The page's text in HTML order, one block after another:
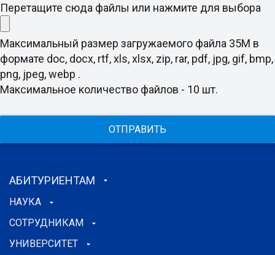
Перетащите сюда файлы или нажмите для выбора
Максимальный размер загружаемого файла 35M в
формате doc, docx, rtf, xls, xlsx, zip, rar, pdf, jpg, gif, bmp,
png, jpeg, webp .
Максимальное количество файлов - 10 шт.
ОТПРАВИТЬ
АБИТУРИЕНТАМ
НАУКА
СОТРУДНИКАМ
УНИВЕРСИТЕТ